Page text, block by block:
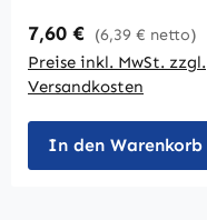
Regulärer Preis:
7,60 € (6,39 € netto)
Preise inkl. MwSt. zzgl.
Versandkosten
In den Warenkorb